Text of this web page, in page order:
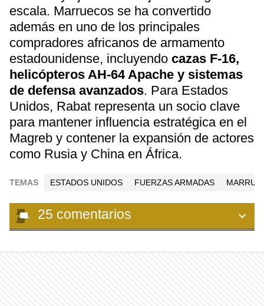
escala. Marruecos se ha convertido
además en uno de los principales
compradores africanos de armamento
estadounidense, incluyendo cazas F-16,
helicópteros AH-64 Apache y sistemas
de defensa avanzados. Para Estados
Unidos, Rabat representa un socio clave
para mantener influencia estratégica en el
Magreb y contener la expansión de actores
como Rusia y China en África.
TEMAS ESTADOS UNIDOS FUERZAS ARMADAS
25 comentarios